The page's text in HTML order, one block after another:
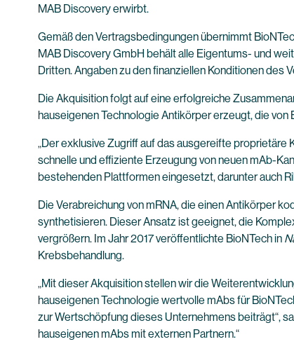
MAB Discovery erwirbt.
Gemäß den Vertragsbedingungen übernimmt
MAB Discovery GmbH behält alle Eigentums- und
Dritten. Angaben zu den finanziellen Konditionen des
Die Akquisition folgt auf eine erfolgreiche
hauseigenen Technologie Antikörper erzeugt, die
„Der exklusive Zugriff auf das ausgereifte
schnelle und effiziente Erzeugung von neuen mAb-
bestehenden Plattformen eingesetzt, darunter auch
Die Verabreichung von mRNA, die einen Antikörper
synthetisieren. Dieser Ansatz ist geeignet, die
vergrößern. Im Jahr 2017 veröffentlichte BioNTech in
Krebsbehandlung.
„Mit dieser Akquisition stellen wir die
hauseigenen Technologie wertvolle mAbs für
zur Wertschöpfung dieses Unternehmens beiträgt“,
hauseigenen mAbs mit externen Partnern.“